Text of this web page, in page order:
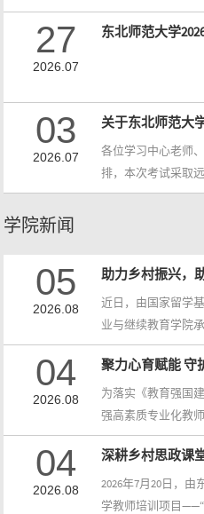
省、新疆维吾尔自
科学生（含毕业生
日 12：00。3.缴费
3：00。二、报考对
27
2026.07
03
2026.07
各位学习中心老师
排，本次考试采取
网考闭卷考试，其
试为189门，另有7
行，考试时间为：9
请考生提前确认考
定标准不同而产生
学院新闻
05
2026.08
近日，由国家留学
业与继续教育学院
育强国名师研修班
市天等县、来宾市
为期七天的高密度
同伴研讨三大环节
目标。本次研修是
国家战略需求、精
点落地项目，...
04
2026.08
为落实《教育强国
强高素质专业化教
署要求，补齐青海
7月20日上午，由东
（幼儿园）教师培
专项培训在西宁市
04
2026.08
2026年7月20日，
学教师培训项目